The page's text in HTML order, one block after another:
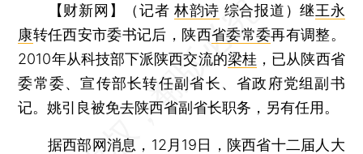
【财新网】（记者林韵诗 综合报道）继王永
康转任西安市委书记后，陕西省委常委再有调整。
2010年从科技部下派陕西交流的梁桂 ，已从陕西省
委常委、宣传部长转任副省长、省政府党组副书
记。姚引良被免去陕西省副省长职务，另有任用。
据西部网消息，12月19日，陕西省十二届人大